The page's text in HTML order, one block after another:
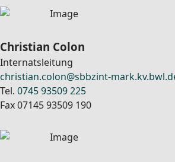
Christian Colon
Internatsleitung
christian.colon@sbbzint-
Tel. 0745 93509 225
Fax 07145 93509 190